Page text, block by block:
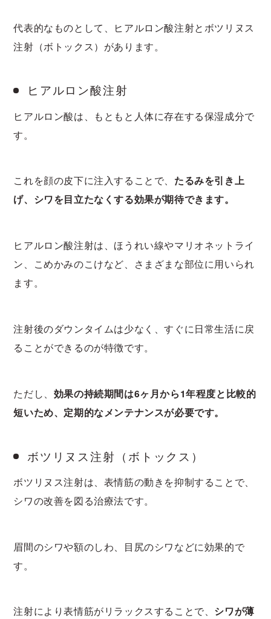
代表的なものとして、ヒアルロン酸注射とボツリヌス
注射（ボトックス）があります。
ヒアルロン酸注射
ヒアルロン酸は、もともと人体に存在する保湿成分で
す。
これを顔の皮下に注入することで、 たるみを引き上
げ、シワを目立たなくする効果が期待できます。
ヒアルロン酸注射は、ほうれい線やマリオネットライ
ン、こめかみのこけなど、さまざまな部位に用いられ
ます。
注射後のダウンタイムは少なく、すぐに日常生活に戻
ることができるのが特徴です。
ただし、 効果の持続期間は6ヶ月から1年程度と比較的
短いため、定期的なメンテナンスが必要です。
ボツリヌス注射（ボトックス）
ボツリヌス注射は、表情筋の動きを抑制することで、
シワの改善を図る治療法です。
眉間のシワや額のしわ、目尻のシワなどに効果的で
す。
注射により表情筋がリラックスすることで、 シワが薄